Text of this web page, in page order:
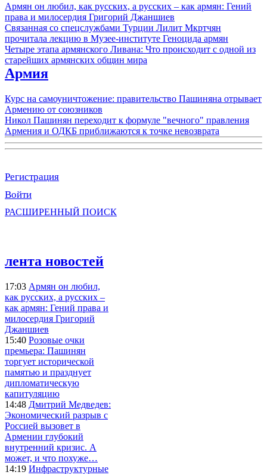
Армян он любил, как русских, а русских – как армян: Гений
права и милосердия Григорий Джаншиев
Связанная со спецслужбами Турции Лилит Мкртчян
прочитала лекцию в Музее-институте Геноцида армян
Четыре этапа армянского Ливана: Что происходит с одной из
старейших армянских общин мира
Армия
Курс на самоуничтожение: правительство Пашиняна отрывает
Армению от союзников
Никол Пашинян переходит к формуле "вечного" правления
Армения и ОДКБ приближаются к точке невозврата
Регистрация
Войти
РАСШИРЕННЫЙ ПОИСК
лента новостей
17:03 Армян он любил,
как русских, а русских –
как армян: Гений права и
милосердия Григорий
Джаншиев
15:40 Розовые очки
премьера: Пашинян
торгует исторической
памятью и празднует
дипломатическую
капитуляцию
14:48 Дмитрий Медведев:
Экономический разрыв с
Россией вызовет в
Армении глубокий
внутренний кризис. А
может, и что похуже…
14:19 Инфраструктурные